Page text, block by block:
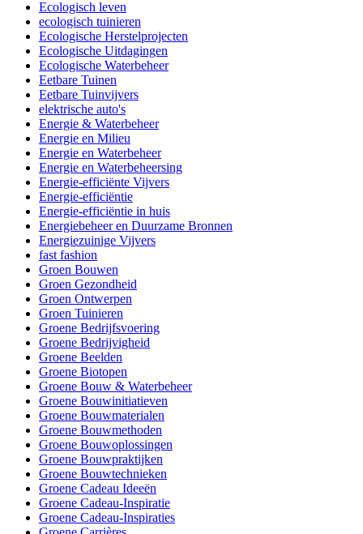
Ecologisch leven
ecologisch tuinieren
Ecologische Herstelprojecten
Ecologische Uitdagingen
Ecologische Waterbeheer
Eetbare Tuinen
Eetbare Tuinvijvers
elektrische auto's
Energie & Waterbeheer
Energie en Milieu
Energie en Waterbeheer
Energie en Waterbeheersing
Energie-efficiënte Vijvers
Energie-efficiëntie
Energie-efficiëntie in huis
Energiebeheer en Duurzame Bronnen
Energiezuinige Vijvers
fast fashion
Groen Bouwen
Groen Gezondheid
Groen Ontwerpen
Groen Tuinieren
Groene Bedrijfsvoering
Groene Bedrijvigheid
Groene Beelden
Groene Biotopen
Groene Bouw & Waterbeheer
Groene Bouwinitiatieven
Groene Bouwmaterialen
Groene Bouwmethoden
Groene Bouwoplossingen
Groene Bouwpraktijken
Groene Bouwtechnieken
Groene Cadeau Ideeën
Groene Cadeau-Inspiratie
Groene Cadeau-Inspiraties